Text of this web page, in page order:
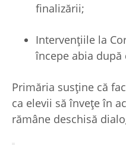
finalizării;
Intervențiile la
începe abia după
Primăria susține că
ca elevii să învețe în
rămâne deschisă